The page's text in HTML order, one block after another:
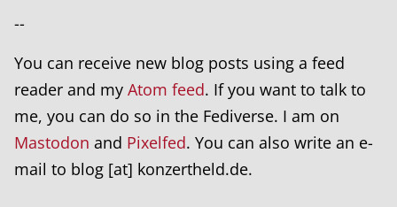
--
You can receive new blog posts using a feed
reader and my Atom feed. If you want to talk to
me, you can do so in the Fediverse. I am on
Mastodon and Pixelfed. You can also write an e-
mail to blog [at] konzertheld.de.